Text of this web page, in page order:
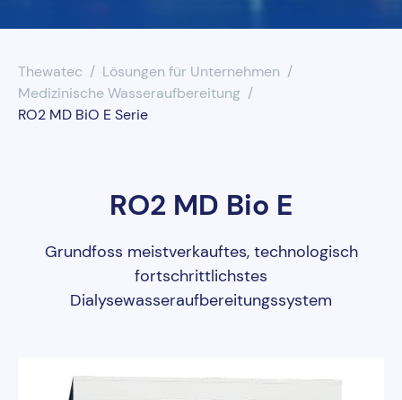
Thewatec
Lösungen für Unternehmen
Medizinische Wasseraufbereitung
RO2 MD BiO E Serie
RO2 MD Bio E
Grundfoss meistverkauftes, technologisch
fortschrittlichstes
Dialysewasseraufbereitungssystem
UV-Desinfektion
Wasserenthärtung
Wasserfilter